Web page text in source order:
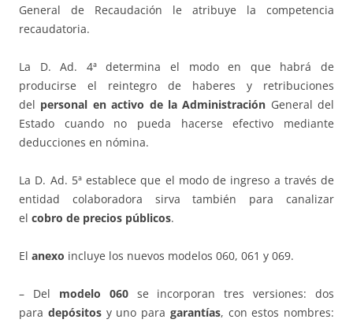
General de Recaudación le atribuye la competencia
recaudatoria.
La D. Ad. 4ª determina el modo en que habrá de
producirse el reintegro de haberes y retribuciones
del personal en activo de la Administración General del
Estado cuando no pueda hacerse efectivo mediante
deducciones en nómina.
La D. Ad. 5ª establece que el modo de ingreso a través de
entidad colaboradora sirva también para canalizar
el cobro de precios públicos.
El anexo incluye los nuevos modelos 060, 061 y 069.
– Del modelo 060se incorporan tres versiones: dos
para depósitosy uno para garantías, con estos nombres: